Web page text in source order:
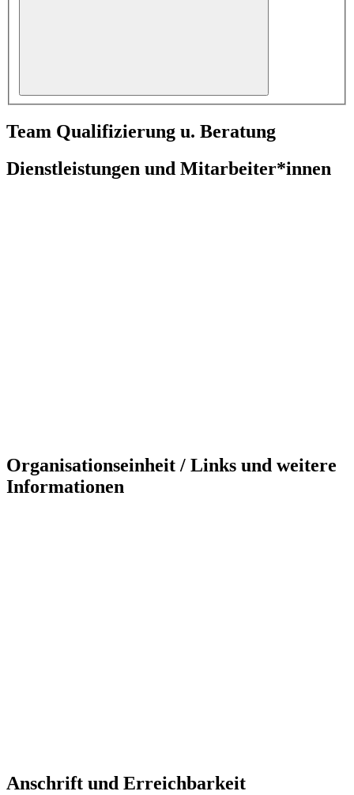
Team Qualifizierung u. Beratung
Dienstleistungen und Mitarbeiter*innen
Organisationseinheit / Links und weitere
Informationen
Anschrift und Erreichbarkeit